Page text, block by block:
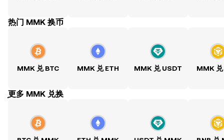
热门 MMK 换币
MMK 兑 BTC MMK 兑 ETH MMK 兑 USDT MMK
ִִִִִִִִִִִִִִִִִִִִִִִִִִִִִִִִִִִִִִִִִִִִִִִִ更多 MMK 兑换